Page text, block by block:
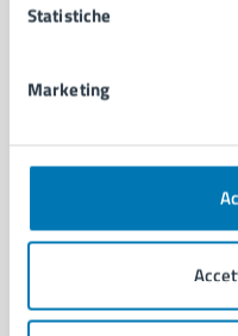
Statistiche
Marketing
Comune di
AMMINISTRAZIONE
Organi di governo
Enti e fondazioni
Personale amministrativo